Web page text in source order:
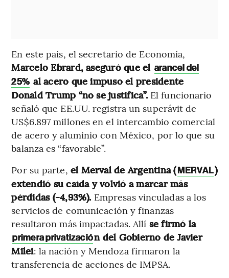
En este país, el secretario de Economía,
Marcelo Ebrard, aseguró que el arancel del
25% al acero que impuso el presidente
Donald Trump “no se justifica”. El funcionario
señaló que EE.UU. registra un superávit de
US$6.897 millones en el intercambio comercial
de acero y aluminio con México, por lo que su
balanza es “favorable”.
Por su parte, el Merval de Argentina (MERVAL)
extendió su caída y volvió a marcar más
pérdidas (-4,93%). Empresas vinculadas a los
servicios de comunicación y finanzas
resultaron más impactadas. Allí se firmó la
primera privatización del Gobierno de Javier
Milei: la nación y Mendoza firmaron la
transferencia de acciones de IMPSA.